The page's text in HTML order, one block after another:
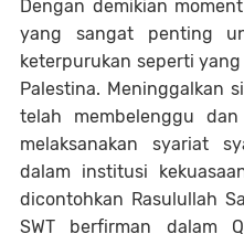
Dengan demikian
yang sangat penting
keterpurukan seperti
Palestina. Meninggalkan
telah membelenggu
melaksanakan syariat
dalam institusi
dicontohkan Rasulullah
SWT berfirman dalam